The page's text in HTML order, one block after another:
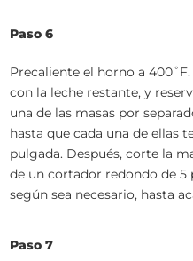
Paso 6
Precaliente el horno a
con la leche restante, y
una de las masas por
hasta que cada una de ellas
pulgada. Después, corte la
de un cortador redondo de 5
según sea necesario, hasta
Paso 7